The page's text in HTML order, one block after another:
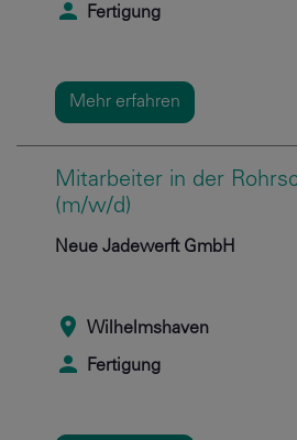
Fertigung
Mehr erfahren
Mitarbeiter in der
(m/w/d)
Neue Jadewerft GmbH
Wilhelmshaven
Fertigung